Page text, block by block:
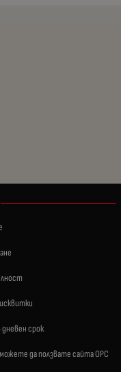
срок
можете да ползвате сайта ОРС